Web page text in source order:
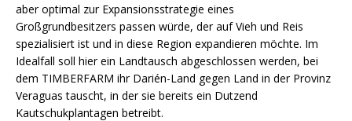
aber optimal zur Expansionsstrategie eines
Großgrundbesitzers passen würde, der auf Vieh und Reis
spezialisiert ist und in diese Region expandieren möchte. Im
Idealfall soll hier ein Landtausch abgeschlossen werden, bei
dem TIMBERFARM ihr Darién-Land gegen Land in der Provinz
Veraguas tauscht, in der sie bereits ein Dutzend
Kautschukplantagen betreibt.